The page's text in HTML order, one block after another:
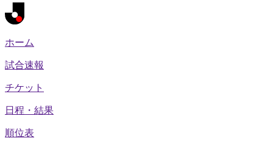
ホーム
試合速報
チケット
日程・結果
順位表